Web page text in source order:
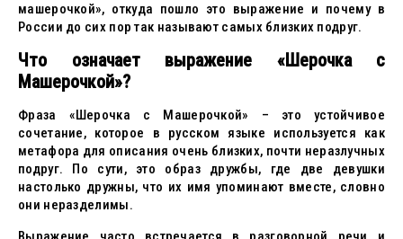
машерочкой», откуда пошло это выражение и почему в
России до сих пор так называют самых близких подруг.
Что означает выражение «Шерочка с
Машерочкой»?
Фраза «Шерочка с Машерочкой» – это устойчивое
сочетание, которое в русском языке используется как
метафора для описания очень близких, почти неразлучных
подруг. По сути, это образ дружбы, где две девушки
настолько дружны, что их имя упоминают вместе, словно
они неразделимы.